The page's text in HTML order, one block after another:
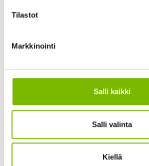
Tilastot
Markkinointi
Salli kaikki
Salli valinta
Kiellä